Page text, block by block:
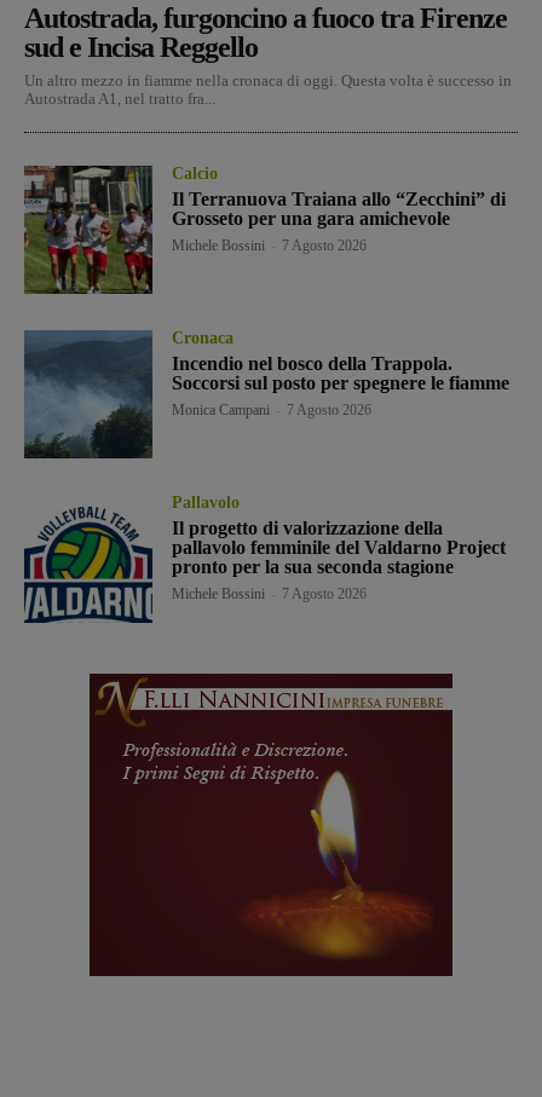
Autostrada, furgoncino a fuoco tra Firenze
sud e Incisa Reggello
Un altro mezzo in fiamme nella cronaca di oggi. Questa volta è successo in
Autostrada A1, nel tratto fra...
Calcio
Il Terranuova Traiana allo “Zecchini” di
Grosseto per una gara amichevole
Michele Bossini 7 Agosto 2026
Cronaca
Incendio nel bosco della Trappola.
Soccorsi sul posto per spegnere le fiamme
Monica Campani 7 Agosto 2026
Pallavolo
Il progetto di valorizzazione della
pallavolo femminile del Valdarno Project
pronto per la sua seconda stagione
Michele Bossini 7 Agosto 2026